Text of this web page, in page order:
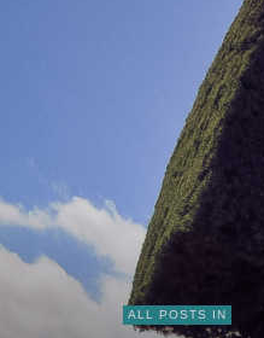
ALL POSTS IN